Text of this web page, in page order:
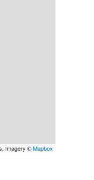
Imagery ©Mapbox